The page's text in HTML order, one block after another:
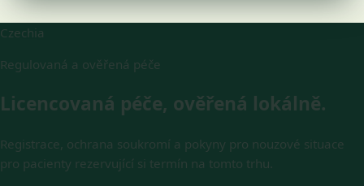
Czechia
Regulovaná a ověřená péče
Licencovaná péče, ověřená lokálně.
Registrace, ochrana soukromí a pokyny pro nouzové situace
pro pacienty rezervující si termín na tomto trhu.